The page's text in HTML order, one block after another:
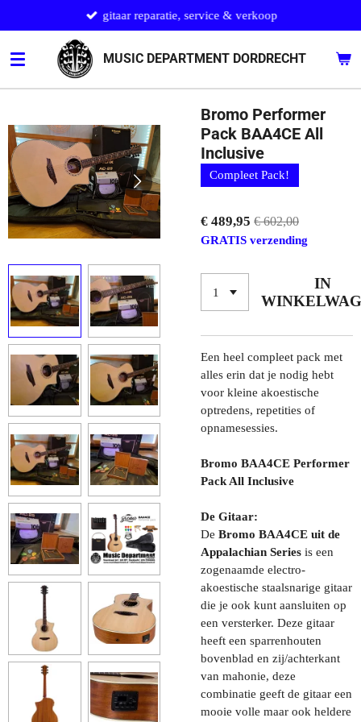
direct
naar
de
hoofdinhoud
MUSIC DEPARTMENT DORDRECHT
gitaar reparatie, service & verkoop
Bromo Performer
Pack BAA4CE All
Inclusive
Compleet Pack!
€ 489,95 € 602,00
GRATIS verzending
IN
Een heel compleet pack met
alles erin dat je nodig hebt
voor kleine akoestische
optredens, repetities of
opnamesessies.
Bromo BAA4CE Performer
Pack All Inclusive
De Gitaar:
De Bromo BAA4CE uit de
Appalachian Series is een
zogenaamde electro-
akoestische staalsnarige gitaar
die je ook kunt aansluiten op
een versterker. Deze gitaar
heeft een sparrenhouten
bovenblad en zij/achterkant
van mahonie, deze
combinatie geeft de gitaar een
mooie volle maar ook heldere